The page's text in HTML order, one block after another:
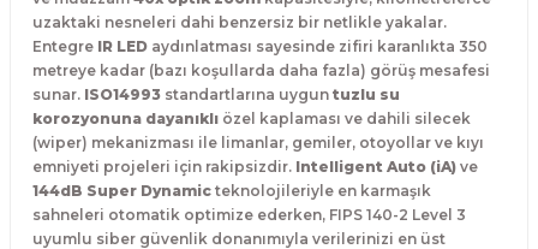
uzaktaki nesneleri dahi benzersiz bir netlikle yakalar.
Entegre IR LED aydınlatması sayesinde zifiri karanlıkta 350
metreye kadar (bazı koşullarda daha fazla) görüş mesafesi
sunar. ISO14993 standartlarına uygun tuzlu su
korozyonuna dayanıklı özel kaplaması ve dahili silecek
(wiper) mekanizması ile limanlar, gemiler, otoyollar ve kıyı
emniyeti projeleri için rakipsizdir. Intelligent Auto (iA) ve
144dB Super Dynamic teknolojileriyle en karmaşık
sahneleri otomatik optimize ederken, FIPS 140-2 Level 3
uyumlu siber güvenlik donanımıyla verilerinizi en üst